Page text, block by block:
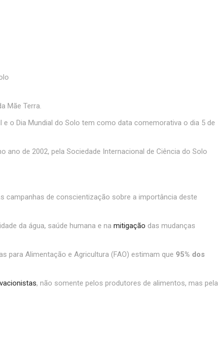
Mãe Terra.
o Dia Mundial do Solo tem como data comemorativa o dia 5 de
de 2002, pela Sociedade Internacional de Ciência do Solo
campanhas de conscientização sobre a importância deste
da água, saúde humana e na mitigação das mudanças
para Alimentação e Agricultura (FAO) estimam que 95% dos
, não somente pelos produtores de alimentos, mas pela